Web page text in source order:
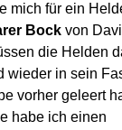
mich für ein
Bock von
die Helden
wieder in sein
vorher geleert
habe ich einen